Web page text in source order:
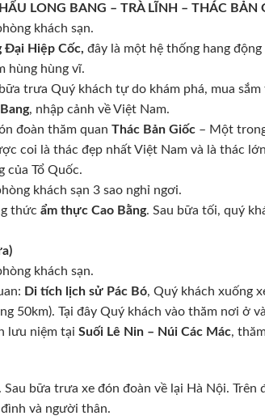
LONG BANG – TRÀ LĨNH – THÁC
khách sạn.
Đại Hiệp Cốc, đây là một hệ thống hang
hùng hùng vĩ.
trưa Quý khách tự do khám phá, mua
, nhập cảnh về Việt Nam.
đoàn thăm quan Thác Bản Giốc – Một
coi là thác đẹp nhất Việt Nam và là thác
của Tổ Quốc.
khách sạn 3 sao nghỉ ngơi.
thức ẩm thực Cao Bằng. Sau bữa tối, quý
khách sạn.
Di tích lịch sử Pác Bó, Quý khách xuống
50km). Tại đây Quý khách vào thăm nơi
lưu niệm tại Suối Lê Nin – Núi Các Mác,
bữa trưa xe đón đoàn về lại Hà Nội.
và người thân.